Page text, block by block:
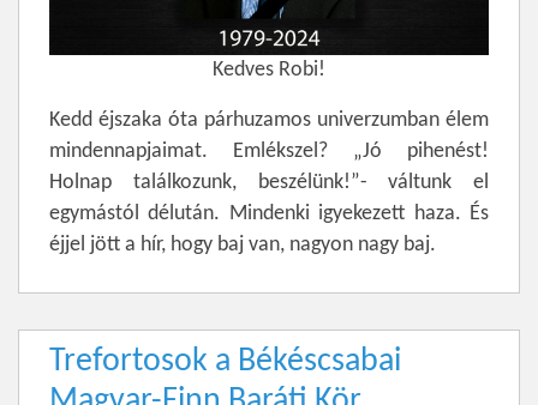
Kedves Robi!
Kedd éjszaka óta párhuzamos univerzumban élem
mindennapjaimat. Emlékszel? „Jó pihenést!
Holnap találkozunk, beszélünk!”- váltunk el
egymástól délután. Mindenki igyekezett haza. És
éjjel jött a hír, hogy baj van, nagyon nagy baj.
Trefortosok a Békéscsabai